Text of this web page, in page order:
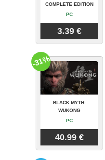
COMPLETE EDITION
PC
3.39 €
BLACK MYTH:
WUKONG
PC
40.99 €
-31%